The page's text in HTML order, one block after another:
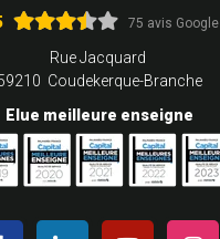
75 avis Google
Rue Jacquard
Coudekerque-Branche
Elue meilleure enseigne